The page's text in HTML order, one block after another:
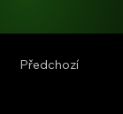
Předchozí